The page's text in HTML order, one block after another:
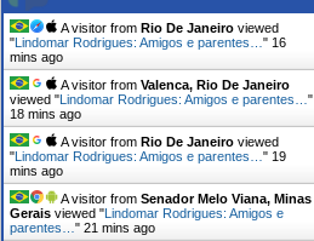
A visitor from Rio De Janeiro viewed
" Lindomar Rodrigues: Amigos e parentes… " 16
mins ago
A visitor from Valenca, Rio De Janeiro
viewed " Lindomar Rodrigues: Amigos e parentes… "
18 mins ago
A visitor from Rio De Janeiro viewed
" Lindomar Rodrigues: Amigos e parentes… " 19
mins ago
A visitor from Senador Melo Viana, Minas
Gerais viewed " Lindomar Rodrigues: Amigos e
parentes… " 21 mins ago